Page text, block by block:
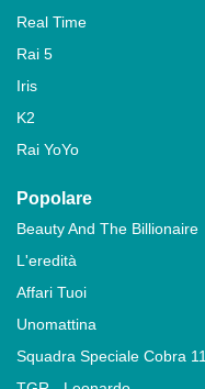
Real Time
Rai 5
Iris
K2
Rai YoYo
Popolare
Beauty And The Billionaire
L'eredità
Affari Tuoi
Unomattina
Squadra Speciale Cobra 11